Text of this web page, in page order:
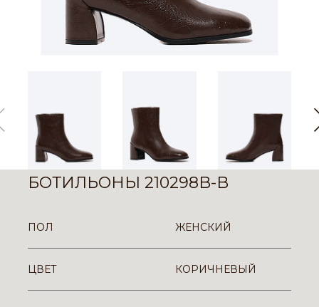
БОТИЛЬОНЫ 210298B-B
ПОЛ ЖЕНСКИЙ
ЦВЕТ КОРИЧНЕВЫЙ